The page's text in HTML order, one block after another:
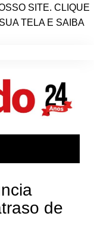
SITE. CLIQUE
TELA E SAIBA
de